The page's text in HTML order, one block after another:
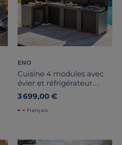
ENO
Cuisine 4 modules avec
évier et réfrigérateur
Comfort Gris Cargo
3 699,00 €
Français